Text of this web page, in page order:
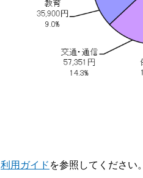
利用ガイド を参照してください。